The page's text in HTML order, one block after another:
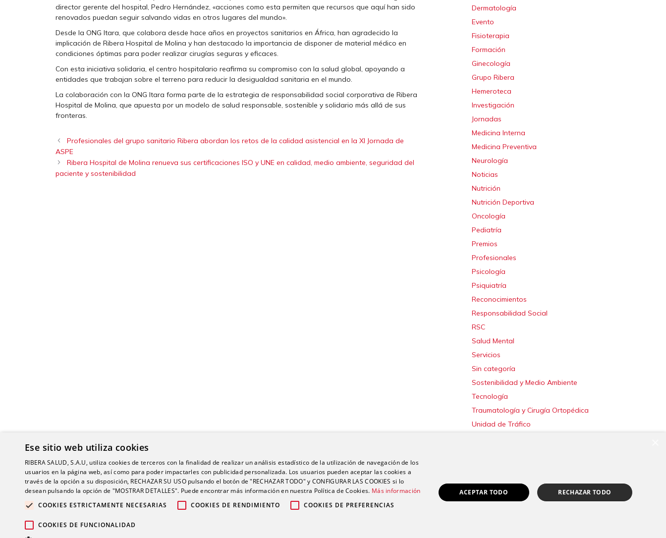
director gerente del hospital, Pedro Hernández, «acciones como esta permiten que recursos que aquí han sido
renovados puedan seguir salvando vidas en otros lugares del mundo».
Desde la ONG Itara, que colabora desde hace años en proyectos sanitarios en África, han agradecido la
implicación de Ribera Hospital de Molina y han destacado la importancia de disponer de material médico en
condiciones óptimas para poder realizar cirugías seguras y eficaces.
Con esta iniciativa solidaria, el centro hospitalario reafirma su compromiso con la salud global, apoyando a
entidades que trabajan sobre el terreno para reducir la desigualdad sanitaria en el mundo.
La colaboración con la ONG Itara forma parte de la estrategia de responsabilidad social corporativa de Ribera
Hospital de Molina, que apuesta por un modelo de salud responsable, sostenible y solidario más allá de sus
fronteras.
Profesionales del grupo sanitario Ribera abordan los retos de la calidad asistencial en la XI Jornada de
ASPE
Ribera Hospital de Molina renueva sus certificaciones ISO y UNE en calidad, medio ambiente, seguridad del
paciente y sostenibilidad
Dermatología
Evento
Fisioterapia
Formación
Ginecología
Grupo Ribera
Hemeroteca
Investigación
Jornadas
Medicina Interna
Medicina Preventiva
Neurología
Noticias
Nutrición
Nutrición Deportiva
Oncología
Pediatría
Premios
Profesionales
Psicología
Psiquiatría
Reconocimientos
Responsabilidad Social
RSC
Salud Mental
Servicios
Sin categoría
Sostenibilidad y Medio Ambiente
Tecnología
Traumatología y Cirugía Ortopédica
Unidad de Tráfico
Ese sitio web utiliza cookies
RIBERA SALUD, S.A.U, utiliza cookies de terceros con la finalidad de realizar un análisis estadístico de la utilización de navegación de los
usuarios en la página web, así como para poder impactarles con publicidad personalizada. Los usuarios pueden aceptar las cookies a
través de la opción a su disposición, RECHAZAR SU USO pulsando el botón de "RECHAZAR TODO" y CONFIGURAR LAS COOKIES si lo
desean pulsando la opción de "MOSTRAR DETALLES". Puede encontrar más información en nuestra Política de Cookies. Más información
COOKIES ESTRICTAMENTE NECESARIAS
COOKIES DE RENDIMIENTO COOKIES DE PREFERENCIAS
COOKIES DE FUNCIONALIDAD
ACEPTAR TODO RECHAZAR TODO